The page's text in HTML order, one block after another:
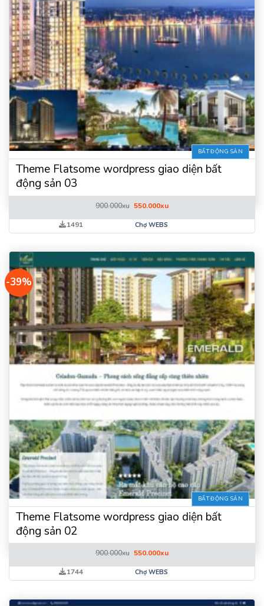
BẤT ĐỘNG SẢN
Theme Flatsome wordpress giao diện bất
động sản 03
900.000xu Giá
là:
900.000xu.
550.000xuGiá
tại
1491 Chợ WEBS
-39%
BẤT ĐỘNG SẢN
Theme Flatsome wordpress giao diện bất
động sản 02
900.000xu Giá
là:
900.000xu.
550.000xuGiá
tại
1744 Chợ WEBS